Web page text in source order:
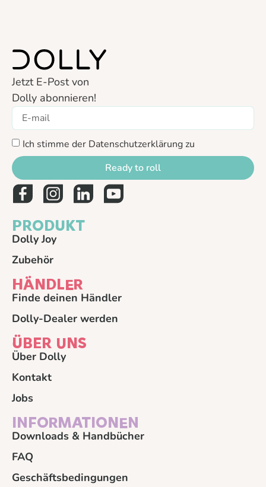
Jetzt E-Post von
Dolly abonnieren!
Ich stimme der Datenschutzerklärung zu
Ready to roll
PRODUKT
Dolly Joy
Zubehör
HÄNDLER
Finde deinen Händler
Dolly-Dealer werden
ÜBER UNS
Über Dolly
Kontakt
Jobs
INFORMATIONEN
Downloads & Handbücher
FAQ
Geschäftsbedingungen